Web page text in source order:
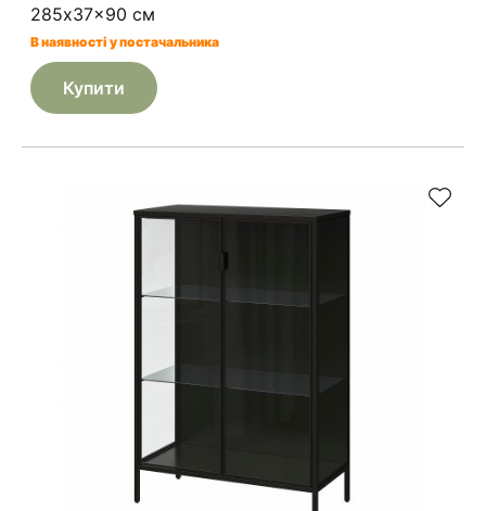
285x37x90 см
В наявності у постачальника
Купити